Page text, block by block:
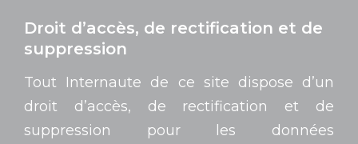
Droit d’accès, de rectification et de
suppression
Tout Internaute de ce site dispose d’un
droit d’accès, de rectification et de
suppression pour les données